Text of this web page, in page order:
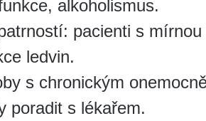
alkoholismus.
pacienti s
ledvin.
s chronickým
poradit s lékařem.